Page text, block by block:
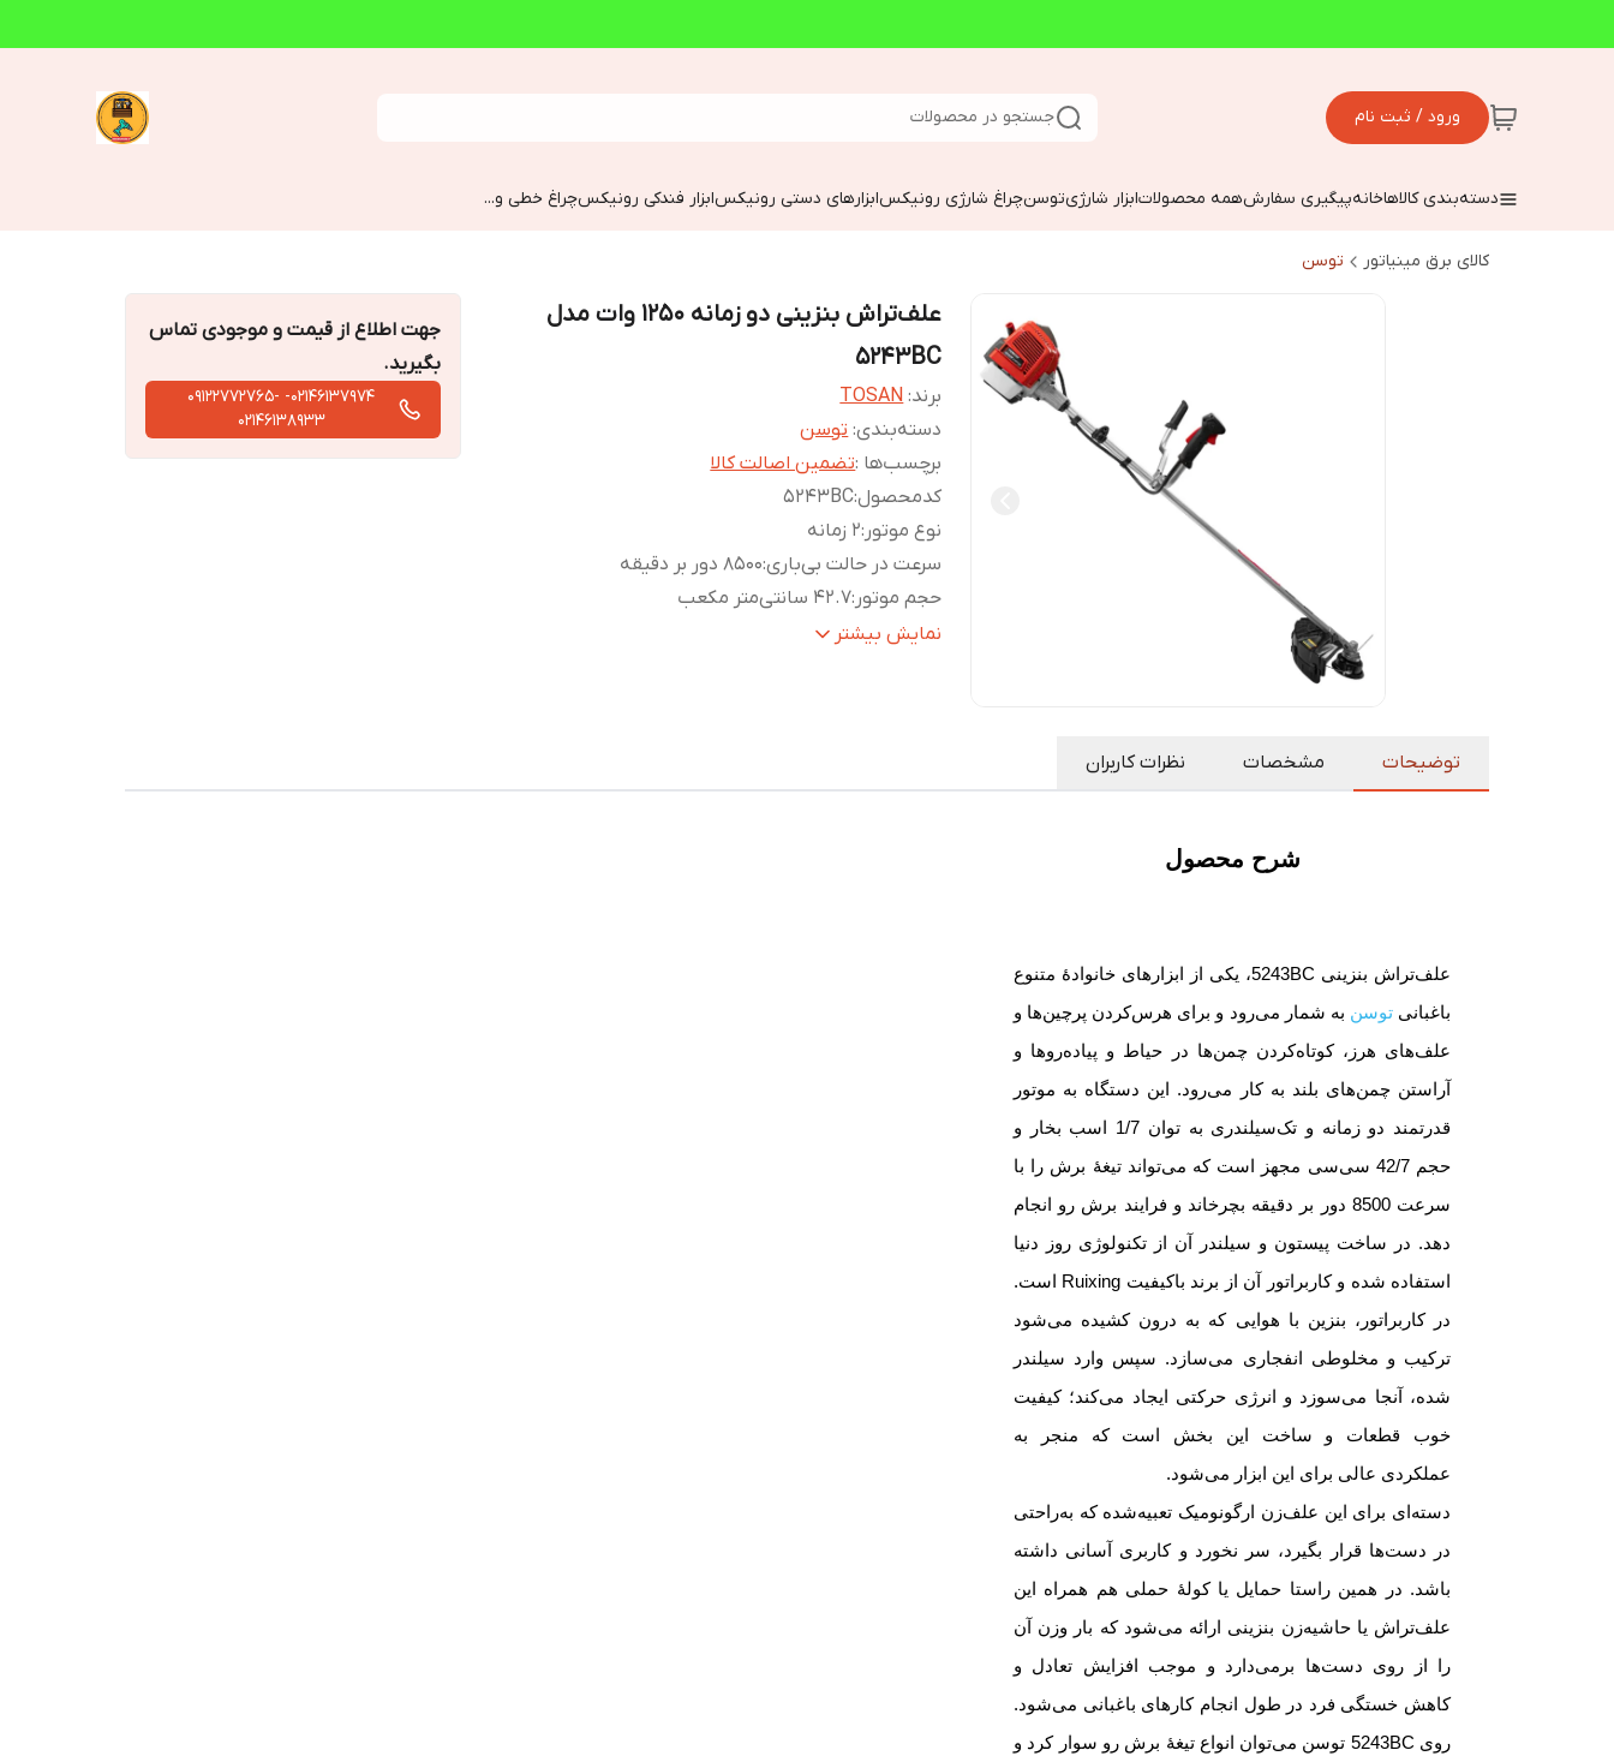
ورود / ثبت نام جستجو در محصولات
دسته‌بندی کالاهاخانهپیگیری سفارشهمه محصولاتابزار شارژیتوسنچراغ شارژی رونیکسابزارهای دستی رونیکسابزار فندکی رونیکسچراغ خطی و...
کالای برق مینیاتور توسن
علف‌تراش بنزینی دو زمانه 1250 وات مدل
5243BC
برند: TOSAN
دسته‌بندی:توسن
برچسب‌ها :تضمین اصالت کالا
کدمحصول:
5243BC
نوع موتور :۲ زمانه
سرعت در حالت بی‌باری:8500 دور بر دقیقه
حجم موتور :42.7 سانتی‌متر مکعب
قطر برش‌کاری 28 میلی‌متر نمایش بیشتر
جهت اطلاع از قیمت و موجودی تماس
بگیرید.
02146137974- 09122772765-
02146138933
توضیحات مشخصات نظرات کاربران
شرح محصول
علف‌تراش بنزینی 5243BC، یکی از ابزارهای خانوادۀ متنوع
باغبانیتوسن به شمار می‌رود و برای هرس‌کردن پرچین‌ها و
علف‌های هرز، کوتاه‌کردن چمن‌ها در حیاط و پیاده‌روها و
آراستن چمن‌های بلند به کار می‌رود. این دستگاه به موتور
قدرتمند دو زمانه و تک‌سیلندری به توان 1/7 اسب بخار و
حجم 42/7 سی‌سی مجهز است که می‌تواند تیغۀ برش را با
سرعت 8500 دور بر دقیقه بچرخاند و فرایند برش رو انجام
دهد. در ساخت پیستون و سیلندر آن از تکنولوژی روز دنیا
استفاده شده و کاربراتور آن از برند باکیفیت Ruixing است.
در کاربراتور، بنزین با هوایی که به درون کشیده می‌شود
ترکیب و مخلوطی انفجاری می‌سازد. سپس وارد سیلندر
شده، آنجا می‌سوزد و انرژی حرکتی ایجاد می‌کند؛ کیفیت
خوب قطعات و ساخت این بخش است که منجر به
عملکردی عالی برای این ابزار می‌شود.
دسته‌ای برای این علف‌زن ارگونومیک تعبیه‌شده که به‌راحتی
در دست‌ها قرار بگیرد، سر نخورد و کاربری آسانی داشته
باشد. در همین راستا حمایل یا کولۀ حملی هم همراه این
علف‌تراش یا حاشیه‌زن بنزینی ارائه می‌شود که بار وزن آن
را از روی دست‌ها برمی‌دارد و موجب افزایش تعادل و
کاهش خستگی فرد در طول انجام کارهای باغبانی می‌شود.
روی 5243BC توسن می‌توان انواع تیغۀ برش رو سوار کرد و